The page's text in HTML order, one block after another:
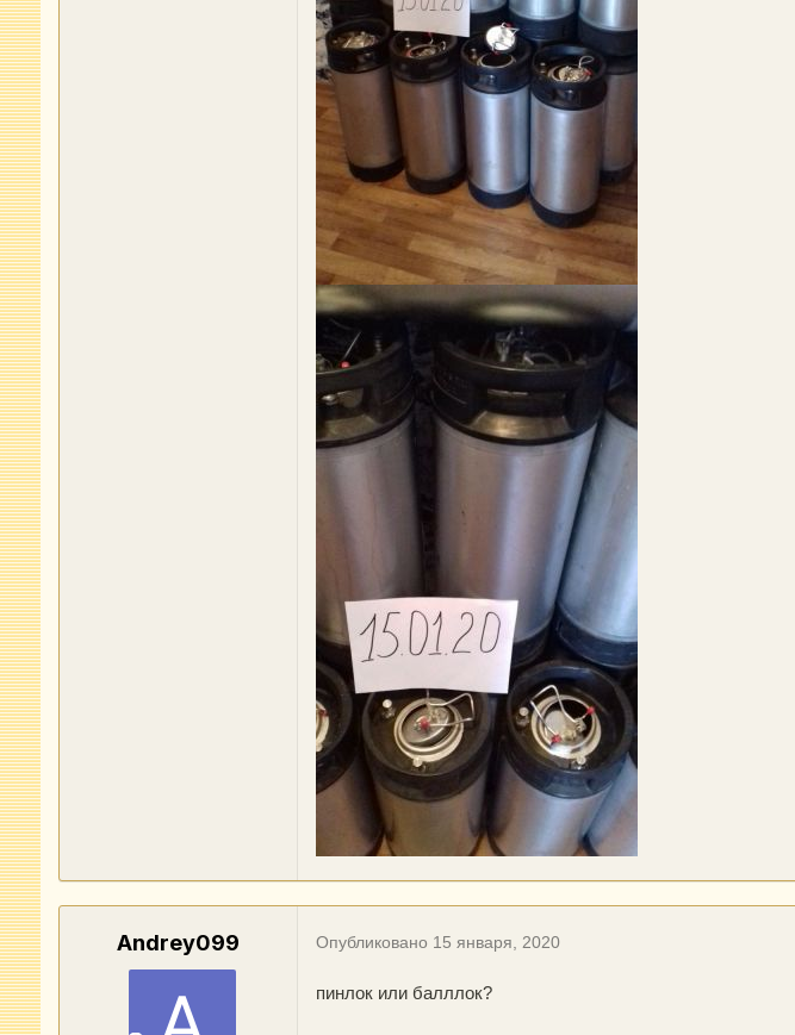
Andrey099 Опубликовано 15 января, 2020
пинлок или балллок?